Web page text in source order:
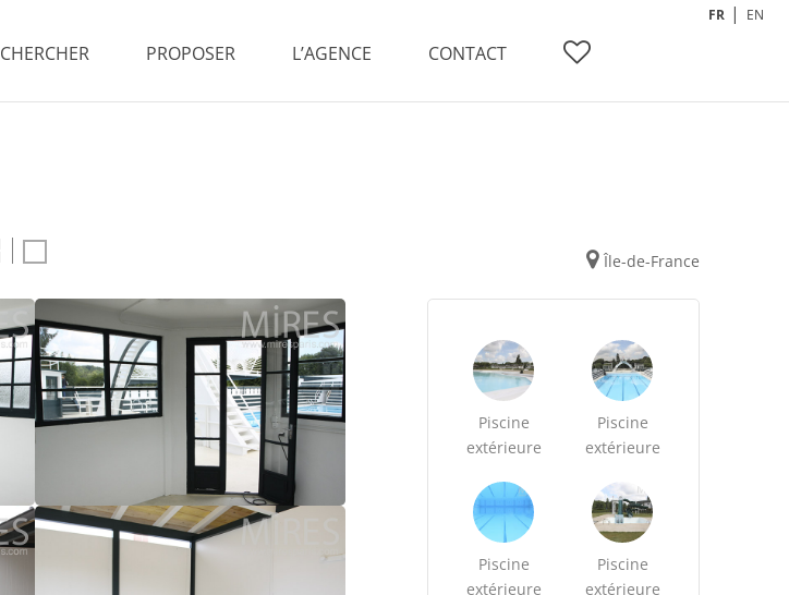
CHERCHER PROPOSER L’AGENCE CONTACT
FR EN
Île-de-France
Piscine
extérieure
Piscine
extérieure
Piscine
extérieure
Piscine
extérieure